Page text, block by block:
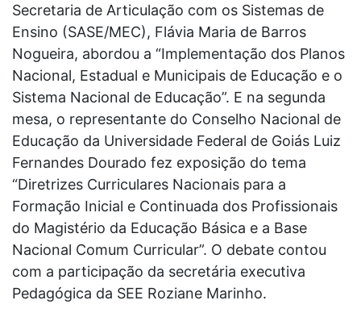
Secretaria de Articulação com os Sistemas de
Ensino (SASE/MEC), Flávia Maria de Barros
Nogueira, abordou a “Implementação dos Planos
Nacional, Estadual e Municipais de Educação e o
Sistema Nacional de Educação”. E na segunda
mesa, o representante do Conselho Nacional de
Educação da Universidade Federal de Goiás Luiz
Fernandes Dourado fez exposição do tema
“Diretrizes Curriculares Nacionais para a
Formação Inicial e Continuada dos Profissionais
do Magistério da Educação Básica e a Base
Nacional Comum Curricular”. O debate contou
com a participação da secretária executiva
Pedagógica da SEE Roziane Marinho.